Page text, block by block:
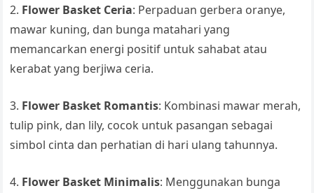
2. Flower Basket Ceria: Perpaduan gerbera oranye,
mawar kuning, dan bunga matahari yang
memancarkan energi positif untuk sahabat atau
kerabat yang berjiwa ceria.
3. Flower Basket Romantis: Kombinasi mawar merah,
tulip pink, dan lily, cocok untuk pasangan sebagai
simbol cinta dan perhatian di hari ulang tahunnya.
4. Flower Basket Minimalis: Menggunakan bunga